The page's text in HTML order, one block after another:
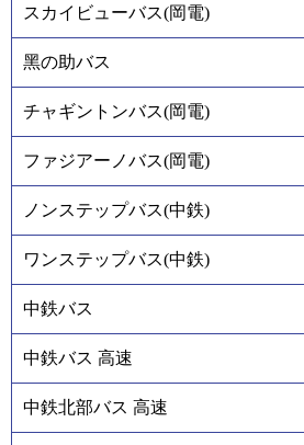
スカイビューバス(岡電)
黑の助バス
チャギントンバス(岡電)
ファジアーノバス(岡電)
ノンステップバス(中鉄)
ワンステップバス(中鉄)
中鉄バス
中鉄バス 高速
中鉄北部バス 高速